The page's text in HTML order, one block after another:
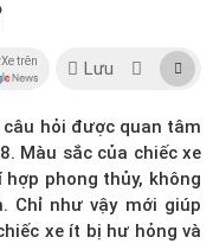
trên Lưu
hỏi được quan tâm
Màu sắc của chiếc xe
phong thủy, không
Chỉ như vậy mới giúp
xe ít bị hư hỏng và